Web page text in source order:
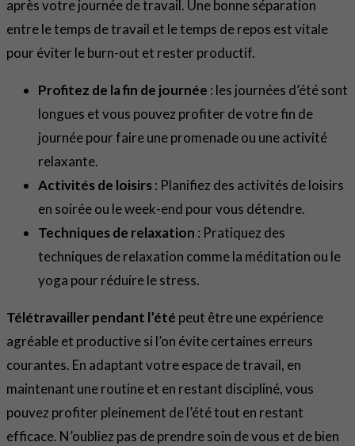
après votre journée de travail. Une bonne séparation
entre le temps de travail et le temps de repos est vitale
pour éviter le burn-out et rester productif.
Profitez de la fin de journée : les journées d’été sont
longues et vous pouvez profiter de votre fin de
journée pour faire une promenade ou une activité
relaxante.
Activités de loisirs: Planifiez des activités de loisirs
en soirée ou le week-end pour vous détendre.
Techniques de relaxation : Pratiquez des
techniques de relaxation comme la méditation ou le
yoga pour réduire le stress.
Télétravailler pendant l’été peut être une expérience
agréable et productive si l’on évite certaines erreurs
courantes. En adaptant votre espace de travail, en
maintenant une routine et en restant discipliné, vous
pouvez profiter pleinement de l’été tout en restant
efficace. N’oubliez pas de prendre soin de vous et de bien